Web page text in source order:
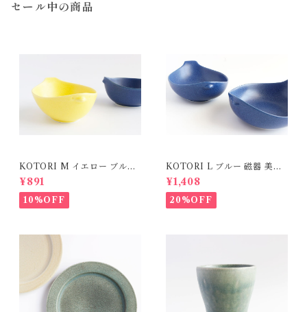
セール中の商品
KOTORI M イエロー ブルー
磁器 美濃焼
¥891
10%OFF
KOTORI L ブルー 磁器 美濃
焼
¥1,408
20%OFF